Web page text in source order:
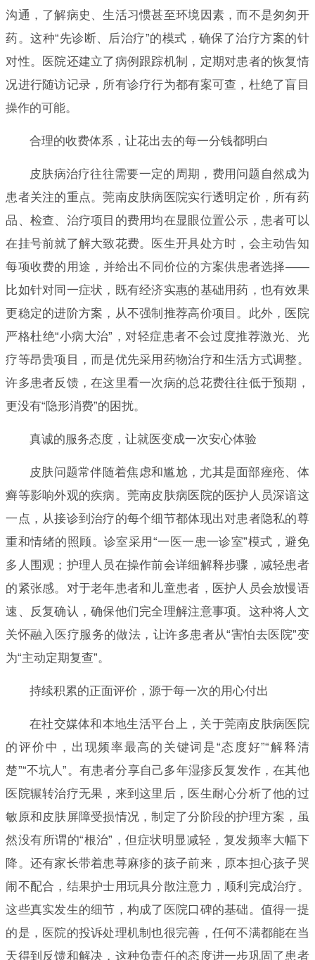
沟通，了解病史、生活习惯甚至环境因素，而不是匆匆开
药。这种“先诊断、后治疗”的模式，确保了治疗方案的针
对性。医院还建立了病例跟踪机制，定期对患者的恢复情
况进行随访记录，所有诊疗行为都有案可查，杜绝了盲目
操作的可能。
合理的收费体系，让花出去的每一分钱都明白
皮肤病治疗往往需要一定的周期，费用问题自然成为
患者关注的重点。莞南皮肤病医院实行透明定价，所有药
品、检查、治疗项目的费用均在显眼位置公示，患者可以
在挂号前就了解大致花费。医生开具处方时，会主动告知
每项收费的用途，并给出不同价位的方案供患者选择——
比如针对同一症状，既有经济实惠的基础用药，也有效果
更稳定的进阶方案，从不强制推荐高价项目。此外，医院
严格杜绝“小病大治”，对轻症患者不会过度推荐激光、光
疗等昂贵项目，而是优先采用药物治疗和生活方式调整。
许多患者反馈，在这里看一次病的总花费往往低于预期，
更没有“隐形消费”的困扰。
真诚的服务态度，让就医变成一次安心体验
皮肤问题常伴随着焦虑和尴尬，尤其是面部痤疮、体
癣等影响外观的疾病。莞南皮肤病医院的医护人员深谙这
一点，从接诊到治疗的每个细节都体现出对患者隐私的尊
重和情绪的照顾。诊室采用“一医一患一诊室”模式，避免
多人围观；护理人员在操作前会详细解释步骤，减轻患者
的紧张感。对于老年患者和儿童患者，医护人员会放慢语
速、反复确认，确保他们完全理解注意事项。这种将人文
关怀融入医疗服务的做法，让许多患者从“害怕去医院”变
为“主动定期复查”。
持续积累的正面评价，源于每一次的用心付出
在社交媒体和本地生活平台上，关于莞南皮肤病医院
的评价中，出现频率最高的关键词是“态度好”“解释清
楚”“不坑人”。有患者分享自己多年湿疹反复发作，在其他
医院辗转治疗无果，来到这里后，医生耐心分析了他的过
敏原和皮肤屏障受损情况，制定了分阶段的护理方案，虽
然没有所谓的“根治”，但症状明显减轻，复发频率大幅下
降。还有家长带着患荨麻疹的孩子前来，原本担心孩子哭
闹不配合，结果护士用玩具分散注意力，顺利完成治疗。
这些真实发生的细节，构成了医院口碑的基础。值得一提
的是，医院的投诉处理机制也很完善，任何不满都能在当
天得到反馈和解决，这种负责任的态度进一步巩固了患者